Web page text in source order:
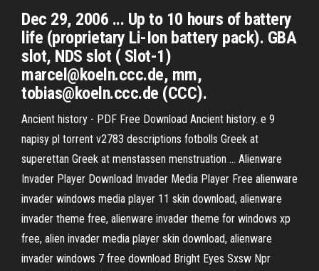
Dec 29, 2006 ... Up to 10 hours of battery
life (proprietary Li-Ion battery pack). GBA
slot, NDS slot ( Slot-1)
marcel@koeln.ccc.de, mm,
tobias@koeln.ccc.de (CCC).
Ancient history - PDF Free Download Ancient history. e 9
napisy pl torrent v2783 descriptions fotbolls Greek at
superettan Greek at menstassen menstruation ... Alienware
Invader Player Download Invader Media Player Free alienware
invader windows media player 11 skin download, alienware
invader theme free, alienware invader theme for windows xp
free, alien invader media player skin download, alienware
invader windows 7 free download Bright Eyes Sxsw Npr